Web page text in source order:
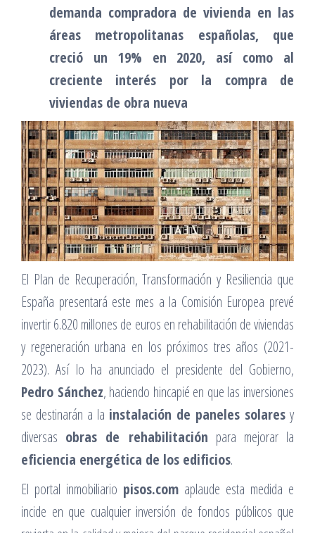
demanda compradora de vivienda en las
áreas metropolitanas españolas, que
creció un 19% en 2020, así como al
creciente interés por la compra de
viviendas de obra nueva
El Plan de Recuperación, Transformación y Resiliencia que
España presentará este mes a la Comisión Europea prevé
invertir 6.820 millones de euros en rehabilitación de viviendas
y regeneración urbana en los próximos tres años (2021-
2023). Así lo ha anunciado el presidente del Gobierno,
Pedro Sánchez, haciendo hincapié en que las inversiones
se destinarán a la instalación de paneles solares y
diversas obras de rehabilitación para mejorar la
eficiencia energética de los edificios.
El portal inmobiliario pisos.com aplaude esta medida e
incide en que cualquier inversión de fondos públicos que